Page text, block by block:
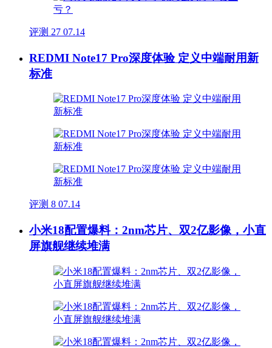
评测 27 07.14
REDMI Note17 Pro深度体验 定义中端耐用新
标准
评测 8 07.14
小米18配置爆料：2nm芯片、双2亿影像，小直
屏旗舰继续堆满